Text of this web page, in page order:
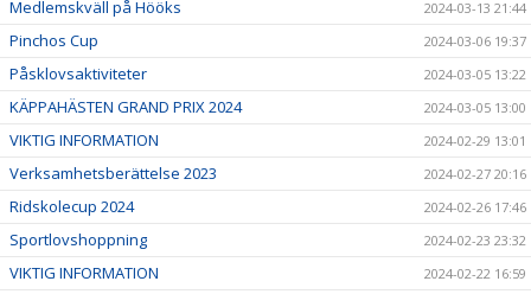
Medlemskväll på Hööks 2024-03-13 21:44
Pinchos Cup 2024-03-06 19:37
Påsklovsaktiviteter 2024-03-05 13:22
KÄPPAHÄSTEN GRAND PRIX 2024 2024-03-05 13:00
VIKTIG INFORMATION 2024-02-29 13:01
Verksamhetsberättelse 2023 2024-02-27 20:16
Ridskolecup 2024 2024-02-26 17:46
Sportlovshoppning 2024-02-23 23:32
VIKTIG INFORMATION 2024-02-22 16:59